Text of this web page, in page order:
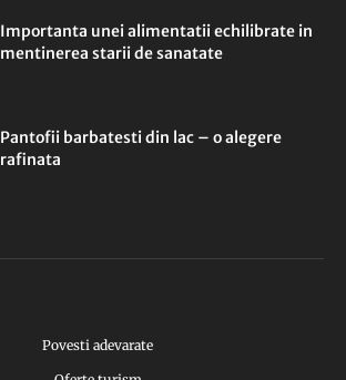
Importanta unei alimentatii echilibrate in
mentinerea starii de sanatate
Pantofii barbatesti din lac – o alegere
rafinata
Povesti adevarate